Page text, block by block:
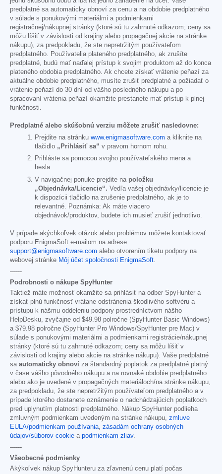
predplatné sa automaticky obnoví za cenu a na obdobie predplatného
v súlade s ponukovými materiálmi a podmienkami
registračnej/nákupnej stránky (ktoré sú tu zahrnuté odkazom; ceny sa
môžu líšiť v závislosti od krajiny alebo propagačnej akcie na stránke
nákupu), za predpokladu, že ste nepretržitým používateľom
predplatného. Používatelia plateného predplatného, ak zrušíte
predplatné, budú mať naďalej prístup k svojim produktom až do konca
plateného obdobia predplatného. Ak chcete získať vrátenie peňazí za
aktuálne obdobie predplatného, musíte zrušiť predplatné a požiadať o
vrátenie peňazí do 30 dní od vášho posledného nákupu a po
spracovaní vrátenia peňazí okamžite prestanete mať prístup k plnej
funkčnosti.
Predplatné alebo skúšobnú verziu môžete zrušiť nasledovne:
Prejdite na stránku www.enigmasoftware.com a kliknite na
tlačidlo „Prihlásiť sa“ v pravom hornom rohu.
Prihláste sa pomocou svojho používateľského mena a
hesla.
V navigačnej ponuke prejdite na položku
„Objednávka/Licencie“. Vedľa vašej objednávky/licencie je
k dispozícii tlačidlo na zrušenie predplatného, ak je to
relevantné. Poznámka: Ak máte viacero
objednávok/produktov, budete ich musieť zrušiť jednotlivo.
V prípade akýchkoľvek otázok alebo problémov môžete kontaktovať
podporu EnigmaSoft e-mailom na adrese
support@enigmasoftware.com alebo otvorením tiketu podpory na
webovej stránke Môj účet spoločnosti EnigmaSoft
------
Podrobnosti o nákupe SpyHunter
Taktiež máte možnosť okamžite sa prihlásiť na odber SpyHunter a
získať plnú funkčnosť vrátane odstránenia škodlivého softvéru a
prístupu k nášmu oddeleniu podpory prostredníctvom nášho
HelpDesku, zvyčajne od $49.98 polročne (SpyHunter Basic Windows)
a $79.98 polročne (SpyHunter Pro Windows/SpyHunter pre Mac) v
súlade s ponukovými materiálmi a podmienkami registrácie/nákupnej
stránky (ktoré sú tu zahrnuté odkazom; ceny sa môžu líšiť v
závislosti od krajiny alebo akcie na stránke nákupu). Vaše predplatné
sa automaticky obnoví za štandardný poplatok za predplatné platný
v čase vášho pôvodného nákupu a na rovnaké obdobie predplatného
alebo ako je uvedené v propagačných materiáloch/na stránke nákupu,
za predpokladu, že ste nepretržitým používateľom predplatného a v
prípade ktorého dostanete oznámenie o nadchádzajúcich poplatkoch
pred uplynutím platnosti predplatného. Nákup SpyHunter podlieha
zmluvným podmienkam uvedeným na stránke nákupu, zmluve
EULA/podmienkam používania zásadám ochrany osobných
údajov/súborov cookie a podmienkam zliav.
------
Všeobecné podmienky
Akýkoľvek nákup SpyHunteru za zľavnenú cenu platí počas